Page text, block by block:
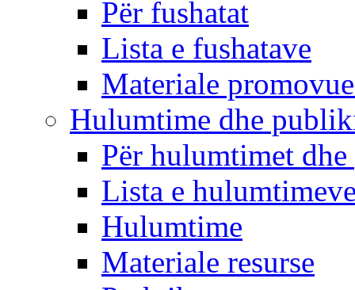
Për fushatat
Lista e fushatave
Materiale
Hulumtime dhe
Për hulumtimet
Lista e
Hulumtime
Materiale resurse